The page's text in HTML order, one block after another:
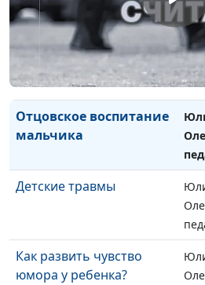
Как научить ребенка не
перебивать?
Отцовское воспитание
мальчика
Детские травмы
Как развить чувство
юмора у ребенка?